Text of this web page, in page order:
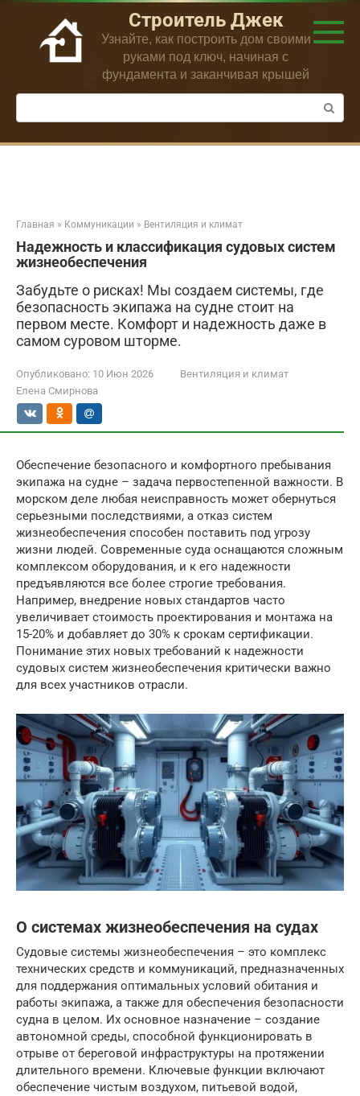
Перейти
контенту
Строитель Джек
Узнайте, как построить дом своими
руками под ключ, начиная с
фундамента и заканчивая крышей
Поиск:
Главная » Коммуникации » Вентиляция и климат
Надежность и классификация судовых систем
жизнеобеспечения
Забудьте о рисках! Мы создаем системы, где
безопасность экипажа на судне стоит на
первом месте. Комфорт и надежность даже в
самом суровом шторме.
Опубликовано: 10 Июн 2026
Вентиляция и климат
Елена Смирнова
Обеспечение безопасного и комфортного пребывания
экипажа на судне – задача первостепенной важности. В
морском деле любая неисправность может обернуться
серьезными последствиями, а отказ систем
жизнеобеспечения способен поставить под угрозу
жизни людей. Современные суда оснащаются сложным
комплексом оборудования, и к его надежности
предъявляются все более строгие требования.
Например, внедрение новых стандартов часто
увеличивает стоимость проектирования и монтажа на
15-20% и добавляет до 30% к срокам сертификации.
Понимание этих новых требований к надежности
судовых систем жизнеобеспечения критически важно
для всех участников отрасли.
О системах жизнеобеспечения на судах
Судовые системы жизнеобеспечения – это комплекс
технических средств и коммуникаций, предназначенных
для поддержания оптимальных условий обитания и
работы экипажа, а также для обеспечения безопасности
судна в целом. Их основное назначение – создание
автономной среды, способной функционировать в
отрыве от береговой инфраструктуры на протяжении
длительного времени. Ключевые функции включают
обеспечение чистым воздухом, питьевой водой,